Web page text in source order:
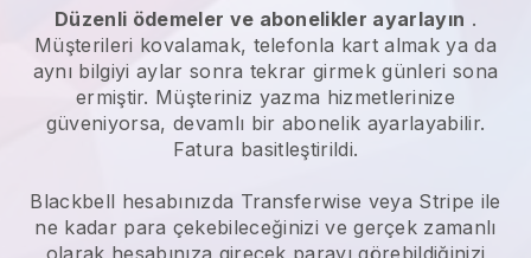
Düzenli ödemeler ve abonelikler ayarlayın .
Müşterileri kovalamak, telefonla kart almak ya da
aynı bilgiyi aylar sonra tekrar girmek günleri sona
ermiştir. Müşteriniz yazma hizmetlerinize
güveniyorsa, devamlı bir abonelik ayarlayabilir.
Fatura basitleştirildi.
Blackbell hesabınızda Transferwise veya Stripe ile
ne kadar para çekebileceğinizi ve gerçek zamanlı
olarak hesabınıza girecek parayı görebildiğinizi